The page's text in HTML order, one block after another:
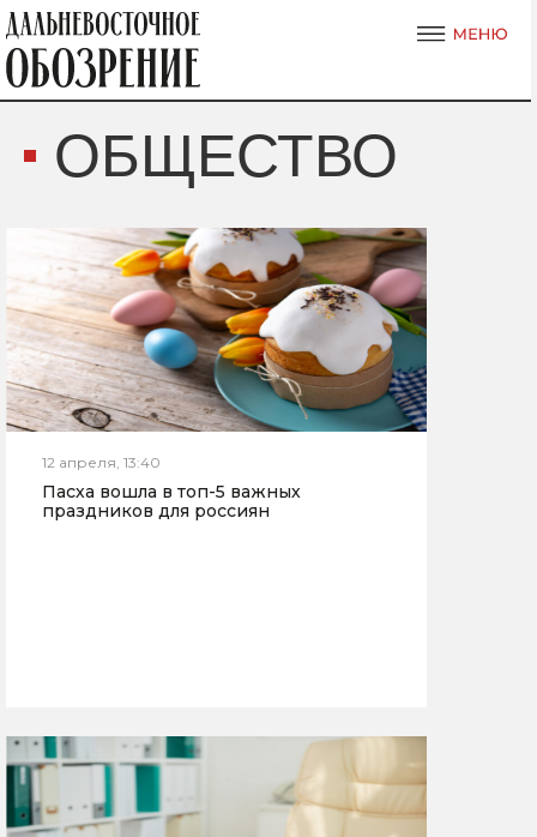
ОБЩЕСТВО
12 апреля, 13:40
Пасха вошла в топ-5 важных
праздников для россиян